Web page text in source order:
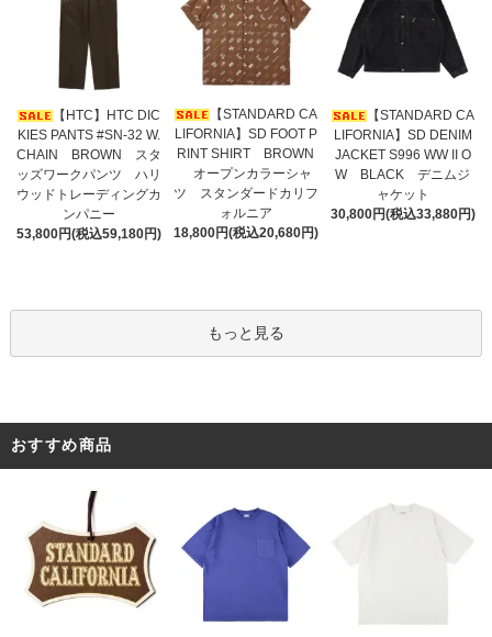
【HTC】HTC DIC
KIES PANTS #SN-32 W.
CHAIN BROWN スタ
ッズワークパンツ ハリ
ウッドトレーディングカ
ンパニー
53,800円(税込59,180円)
【STANDARD CA
LIFORNIA】SD FOOT P
RINT SHIRT BROWN
オープンカラーシャ
ツ スタンダードカリフ
ォルニア
18,800円(税込20,680円)
【STANDARD CA
LIFORNIA】SD DENIM
JACKET S996 WW II O
W BLACK デニムジ
ャケット
30,800円(税込33,880円)
もっと見る
おすすめ商品